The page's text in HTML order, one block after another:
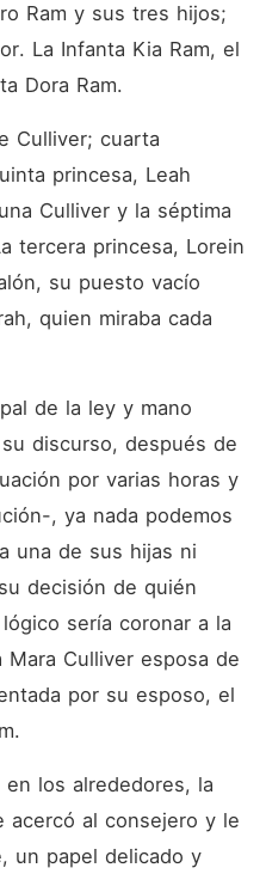
Ram y sus tres hijos;
La Infanta Kia Ram, el
Dora Ram.
Culliver; cuarta
princesa, Leah
Culliver y la séptima
tercera princesa, Lorein
su puesto vacío
quien miraba cada
de la ley y mano
discurso, después de
por varias horas y
, ya nada podemos
una de sus hijas ni
decisión de quién
sería coronar a la
Mara Culliver esposa de
por su esposo, el
los alrededores, la
acercó al consejero y le
un papel delicado y